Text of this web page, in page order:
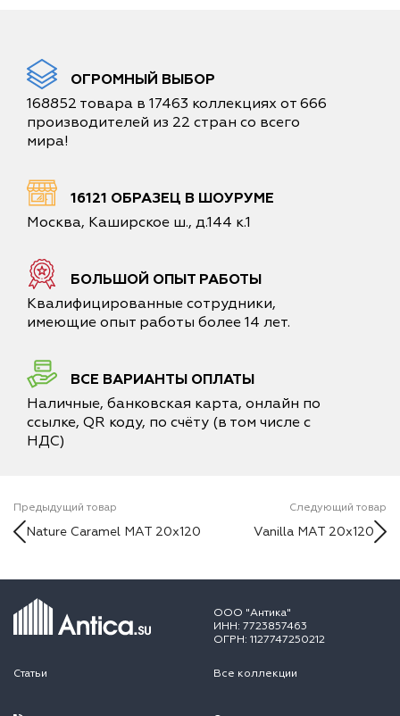
ОГРОМНЫЙ ВЫБОР
168852 товара в 17463 коллекциях от 666
производителей из 22 стран со всего
мира!
16121 ОБРАЗЕЦ В ШОУРУМЕ
Москва, Каширское ш., д.144 к.1
БОЛЬШОЙ ОПЫТ РАБОТЫ
Квалифицированные сотрудники,
имеющие опыт работы более 14 лет.
ВСЕ ВАРИАНТЫ ОПЛАТЫ
Наличные, банковская карта, онлайн по
ссылке, QR коду, по счёту (в том числе с
НДС)
Предыдущий товар
Nature Caramel MAT 20x120
Следующий товар
Vanilla MAT 20x120
ООО "Антика"
ИНН: 7723857463
ОГРН: 1127747250212
Статьи Все коллекции